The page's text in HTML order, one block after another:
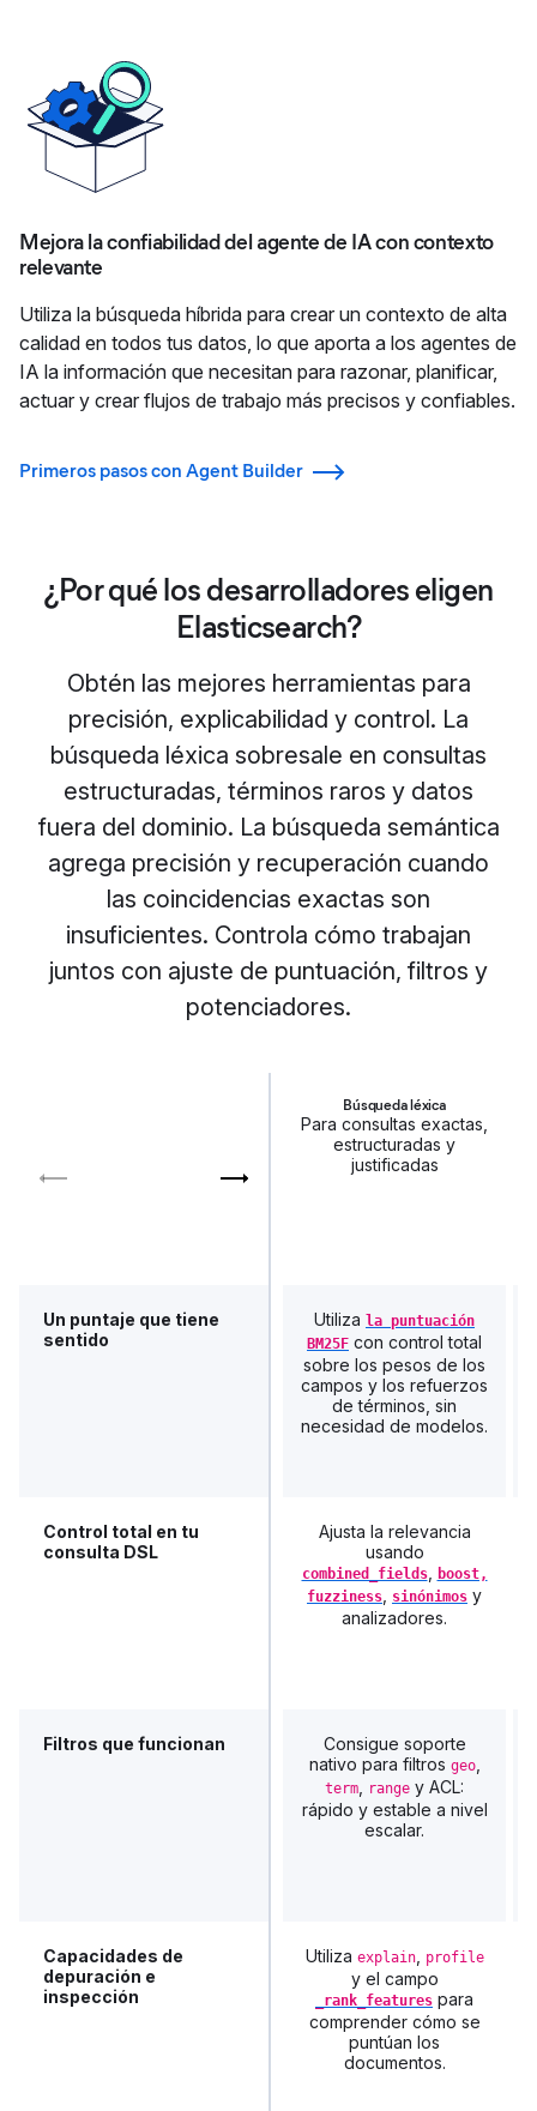
Mejora la confiabilidad del agente de IA con contexto
relevante
Utiliza la búsqueda híbrida para crear un contexto de alta
calidad en todos tus datos, lo que aporta a los agentes de
IA la información que necesitan para razonar, planificar,
actuar y crear flujos de trabajo más precisos y confiables.
Primeros pasos con Agent Builder
¿Por qué los desarrolladores eligen
Elasticsearch?
Obtén las mejores herramientas para
precisión, explicabilidad y control. La
búsqueda léxica sobresale en consultas
estructuradas, términos raros y datos
fuera del dominio. La búsqueda semántica
agrega precisión y recuperación cuando
las coincidencias exactas son
insuficientes. Controla cómo trabajan
juntos con ajuste de puntuación, filtros y
potenciadores.
Un puntaje que tiene
sentido
Control total en tu
consulta DSL
Filtros que funcionan
Capacidades de
depuración e
inspección
Búsqueda léxica
Para consultas exactas,
estructuradas y
justificadas
Utiliza la puntuación
BM25F con control total
sobre los pesos de los
campos y los refuerzos
de términos, sin
necesidad de modelos.
Ajusta la relevancia
usando
combined_fields,
boost,
fuzziness
sinónimos y
analizadores.
Consigue soporte
nativo para filtros geo,
term range y ACL:
rápido y estable a nivel
escalar.
Utiliza explain, profile
y el campo
_rank_features para
comprender cómo se
puntúan los
documentos.